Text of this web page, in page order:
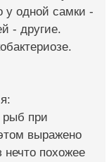
у одной самки -
- другие.
рыб при
выражено
нечто похожее